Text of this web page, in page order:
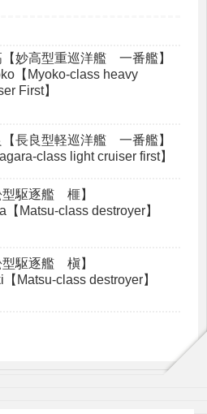
【妙高型重巡洋艦 一番艦】
【Myoko-class heavy
First】
【長良型軽巡洋艦 一番艦】
class light cruiser first】
型駆逐艦 榧】
【Matsu-class destroyer】
型駆逐艦 槇】
【Matsu-class destroyer】